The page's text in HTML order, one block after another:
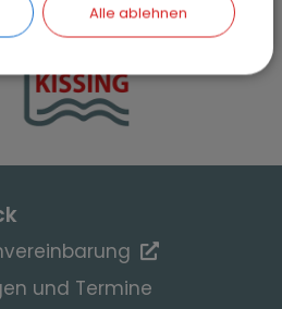
und Termine
Alle ablehnen